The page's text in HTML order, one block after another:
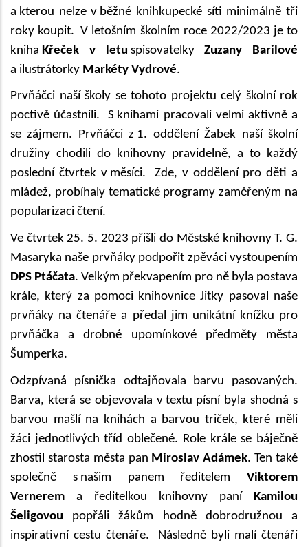
a kterou nelze v běžné knihkupecké síti minimálně tři
roky koupit. V letošním školním roce 2022/2023 je to
kniha Křeček v letu spisovatelkyZuzany Barilové
a ilustrátorky Markéty Vydrové.
Prvňáčci naší školy se tohoto projektu celý školní rok
poctivě účastnili. S knihami pracovali velmi aktivně a
se zájmem. Prvňáčci z 1. oddělení Žabek naší školní
družiny chodili do knihovny pravidelně, a to každý
poslední čtvrtek v měsíci. Zde, v oddělení pro děti a
mládež, probíhaly tematické programy zaměřeným na
popularizaci čtení.
Ve čtvrtek 25. 5. 2023 přišli do Městské knihovny T. G.
Masaryka naše prvňáky podpořit zpěváci vystoupením
DPS Ptáčata. Velkým překvapením pro ně byla postava
krále, který za pomoci knihovnice Jitky pasoval naše
prvňáky na čtenáře a předal jim unikátní knížku pro
prvňáčka a drobné upomínkové předměty města
Šumperka.
Odzpívaná písnička odtajňovala barvu pasovaných.
Barva, která se objevovala v textu písní byla shodná s
barvou mašlí na knihách a barvou triček, které měli
žáci jednotlivých tříd oblečené. Role krále se báječně
zhostil starosta města pan Miroslav Adámek. Ten také
společně s našim panem ředitelem Viktorem
Vernerem a ředitelkou knihovny paní
Kamilou
Šeligovou popřáli žákům hodně dobrodružnou a
inspirativní cestu čtenáře. Následně byli malí čtenáři